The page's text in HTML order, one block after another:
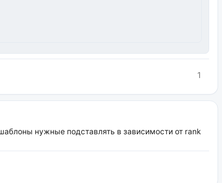
1
нужные подставлять в зависимости от rank